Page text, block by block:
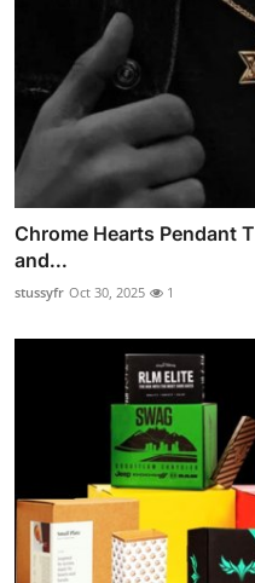
Chrome Hearts Pendant
and...
stussyfr Oct 30, 2025 1